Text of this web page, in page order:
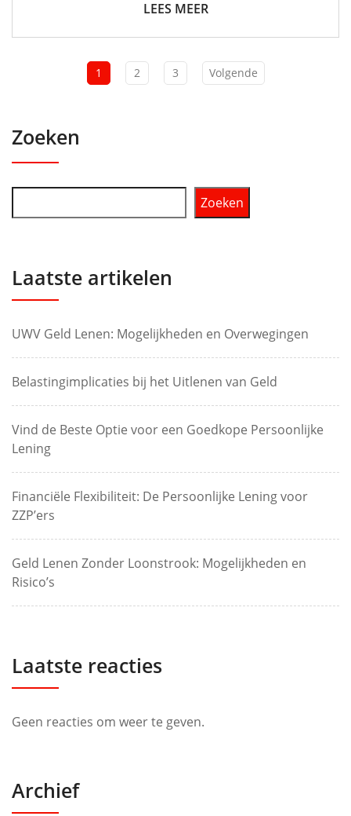
LEES MEER
1 2 3 Volgende
Zoeken
Zoeken
Laatste artikelen
UWV Geld Lenen: Mogelijkheden en Overwegingen
Belastingimplicaties bij het Uitlenen van Geld
Vind de Beste Optie voor een Goedkope Persoonlijke
Lening
Financiële Flexibiliteit: De Persoonlijke Lening voor
ZZP’ers
Geld Lenen Zonder Loonstrook: Mogelijkheden en
Risico’s
Laatste reacties
Geen reacties om weer te geven.
Archief